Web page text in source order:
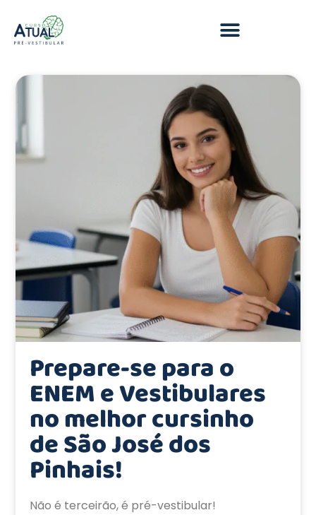
Prepare-se para o
ENEM e Vestibulares
no melhor cursinho
de São José dos
Pinhais!
Não é terceirão, é pré-vestibular!